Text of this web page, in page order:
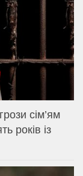
сім’ям
років із